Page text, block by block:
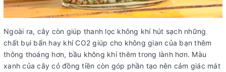
Ngoài ra, cây còn giúp thanh lọc không khí hút sạch những
chất bụi bẩn hay khí CO2 giúp cho không gian của bạn thêm
thông thoáng hơn, bầu không khí thêm trong lành hơn. Màu
xanh của cây cỏ đồng tiền còn góp phần tạo nên cảm giác mát